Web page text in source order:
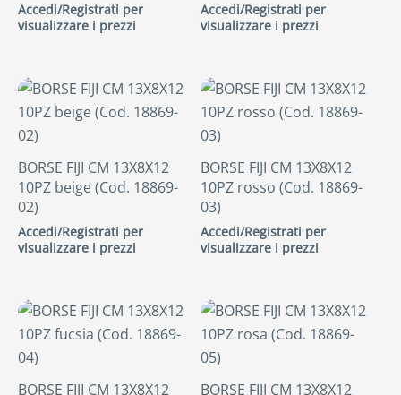
Accedi/Registrati per
visualizzare i prezzi
Accedi/Registrati per
visualizzare i prezzi
BORSE FIJI CM 13X8X12
10PZ beige (Cod. 18869-
02)
Accedi/Registrati per
visualizzare i prezzi
BORSE FIJI CM 13X8X12
10PZ rosso (Cod. 18869-
03)
Accedi/Registrati per
visualizzare i prezzi
BORSE FIJI CM 13X8X12
BORSE FIJI CM 13X8X12